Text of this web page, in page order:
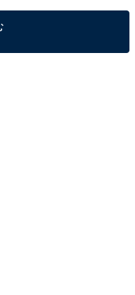
About ニュース お買